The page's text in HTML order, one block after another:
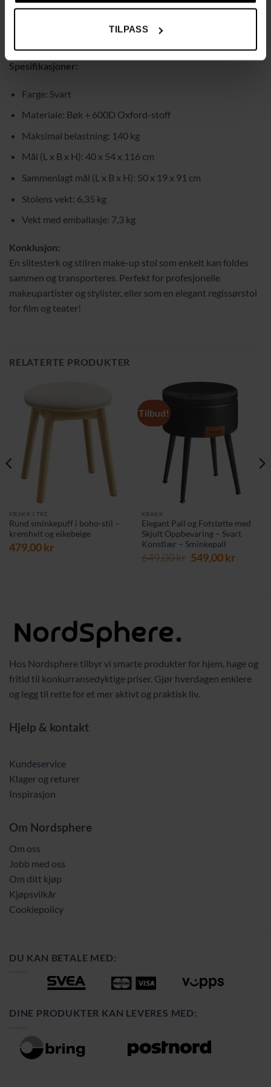
TILPASS
klassiske rom. Denne stolen er ideell for profesjonelle
makeupartister og stylister, og den fungerer også ypperlig
som regissørstol med sitt elegante utseende.
Spesifikasjoner:
Farge: Svart
Materiale: Bøk + 600D Oxford-stoff
Maksimal belastning: 140 kg
Mål (L x B x H): 40 x 54 x 116 cm
Sammenlagt mål (L x B x H): 50 x 19 x 91 cm
Stolens vekt: 6,35 kg
Vekt med emballasje: 7,3 kg
Konklusjon:
En slitesterk og stilren make-up stol som enkelt kan foldes
sammen og transporteres. Perfekt for profesjonelle
makeupartister og stylister, eller som en elegant regissørstol
for film og teater!
RELATERTE PRODUKTER
KRAKK I TRE
Rund sminkepuff i boho-stil –
kremhvit og eikebeige
479,00kr
Tilbud!
KRAKK
Elegant Pall og Fotstøtte med
Skjult Oppbevaring – Svart
Konstlær – Sminkepall
649,00kr Opprinnelig
549,00kr
Hos Nordsphere tilbyr vi smarte produkter for hjem, hage og
fritid til konkurransedyktige priser. Gjør hverdagen enklere
og legg til rette for et mer aktivt og praktisk liv.
Hjelp & kontakt
Kundeservice
Klager og returer
Inspirasjon
Om Nordsphere
Om oss
Jobb med oss
Om ditt kjøp
Kjøpsvilkår
Cookiepolicy
DU KAN BETALE MED:
DINE PRODUKTER KAN LEVERES MED: